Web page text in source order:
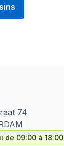
74
de 09:00 à 18:00